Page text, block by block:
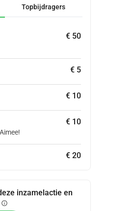
Topbijdragers
€ 50
€ 5
€ 10
€ 10
€ 20
inzamelactie en
info